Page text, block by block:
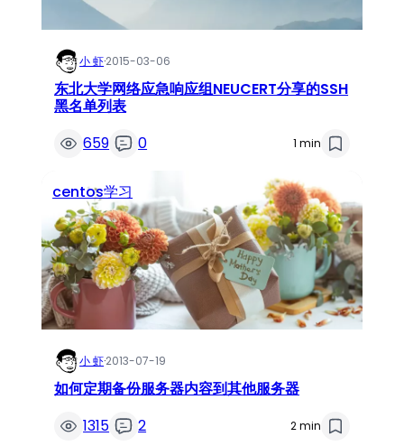
小 虾·2015-03-06
东北大学网络应急响应组NEUCERT分享的SSH
黑名单列表
659
0 1 min
centos学习
小 虾·2013-07-19
如何定期备份服务器内容到其他服务器
1315
2 2 min